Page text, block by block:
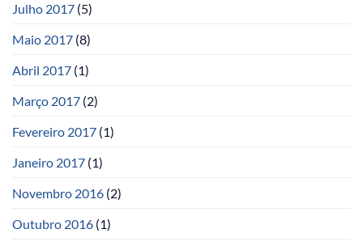
Julho 2017 (5)
Maio 2017 (8)
Abril 2017 (1)
Março 2017 (2)
Fevereiro 2017 (1)
Janeiro 2017 (1)
Novembro 2016 (2)
Outubro 2016 (1)